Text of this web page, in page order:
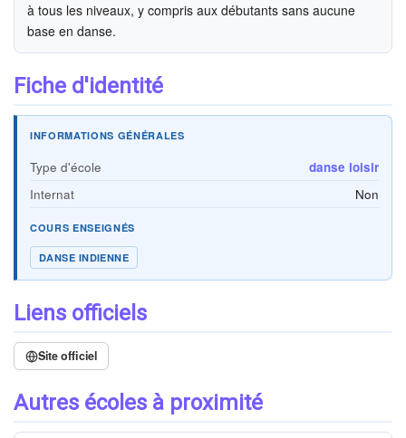
à tous les niveaux, y compris aux débutants sans aucune
base en danse.
Fiche d'identité
INFORMATIONS GÉNÉRALES
Type d'école
danse loisir
Internat
Non
COURS ENSEIGNÉS
DANSE INDIENNE
Liens officiels
Site officiel
Autres écoles à proximité